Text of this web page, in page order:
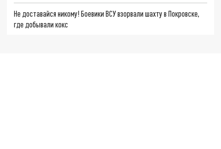
Не доставайся никому! Боевики ВСУ взорвали шахту в Покровске,
где добывали кокс